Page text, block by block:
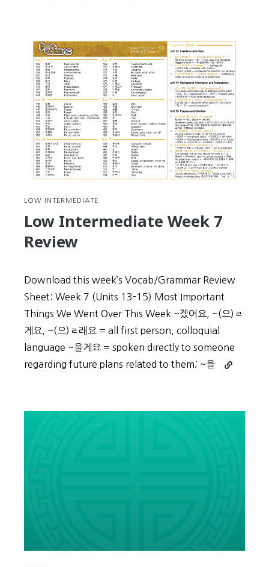
Psy’s
Gentleman?
Here
are
Answers
to
Two
Questions
I
Had
LOW INTERMEDIATE
Low Intermediate Week 7
Review
Download this week’s Vocab/Grammar Review
Sheet: Week 7 (Units 13-15) Most Important
Things We Went Over This Week ~겠어요, ~(으)ㄹ
게요, ~(으)ㄹ래요 = all first person, colloquial
language ~을게요 = spoken directly to someone
regarding future plans related to them; ~을
Continue